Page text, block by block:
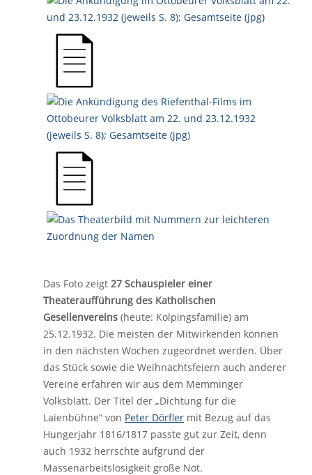
Das Foto zeigt 27 Schauspieler einer
Theateraufführung des Katholischen
Gesellenvereins (heute: Kolpingsfamilie) am
25.12.1932. Die meisten der Mitwirkenden können
in den nächsten Wochen zugeordnet werden. Über
das Stück sowie die Weihnachtsfeiern auch anderer
Vereine erfahren wir aus dem Memminger
Volksblatt. Der Titel der „Dichtung für die
Laienbühne“ von Peter Dörfler mit Bezug auf das
Hungerjahr 1816/1817 passte gut zur Zeit, denn
auch 1932 herrschte aufgrund der
Massenarbeitslosigkeit große Not.